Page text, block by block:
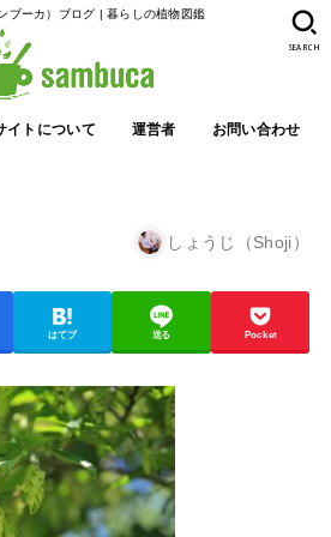
ブーカ）ブログ | 暮らしの植物図鑑
イトについて 運営者 お問い合わせ
SEARCH
しょうじ（Shoji）
はてブ 送る Pocket